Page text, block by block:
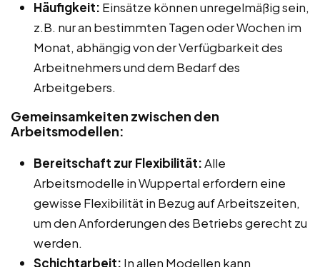
Häufigkeit: Einsätze können unregelmäßig sein,
z.B. nur an bestimmten Tagen oder Wochen im
Monat, abhängig von der Verfügbarkeit des
Arbeitnehmers und dem Bedarf des
Arbeitgebers.
Gemeinsamkeiten zwischen den
Arbeitsmodellen:
Bereitschaft zur Flexibilität:Alle
Arbeitsmodelle in Wuppertal erfordern eine
gewisse Flexibilität in Bezug auf Arbeitszeiten,
um den Anforderungen des Betriebs gerecht zu
werden.
Schichtarbeit: In allen Modellen kann